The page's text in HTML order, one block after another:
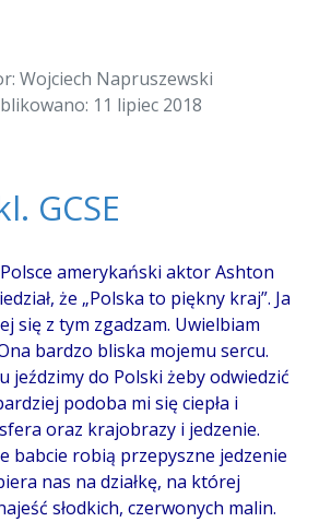
Wojciech Napruszewski
11 lipiec 2018
GCSE
amerykański aktor Ashton
że „Polska to piękny kraj”. Ja
się z tym zgadzam. Uwielbiam
bardzo bliska mojemu sercu.
jeździmy do Polski żeby odwiedzić
podoba mi się ciepła i
oraz krajobrazy i jedzenie.
babcie robią przepyszne jedzenie
nas na działkę, na której
słodkich, czerwonych malin.